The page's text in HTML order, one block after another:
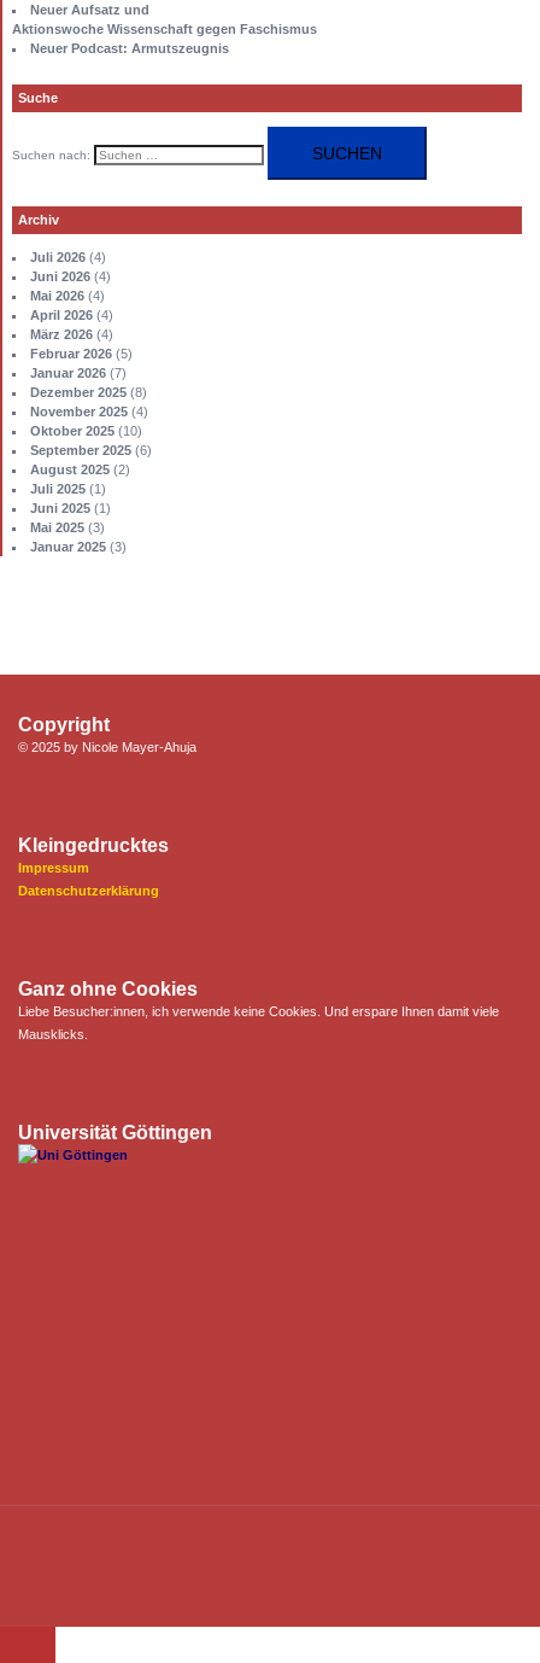
Neuer Aufsatz und
Aktionswoche Wissenschaft gegen Faschismus
Neuer Podcast: Armutszeugnis
Suche
Suchen nach:
Archiv
Juli 2026(4)
Juni 2026(4)
Mai 2026(4)
April 2026(4)
März 2026(4)
Februar 2026(5)
Januar 2026(7)
Dezember 2025(8)
November 2025(4)
Oktober 2025(10)
September 2025(6)
August 2025(2)
Juli 2025(1)
Juni 2025(1)
Mai 2025(3)
Januar 2025(3)
Copyright
© 2025 by Nicole Mayer-Ahuja
Kleingedrucktes
Impressum
Datenschutzerklärung
Ganz ohne Cookies
Liebe Besucher:innen, ich verwende keine Cookies. Und erspare Ihnen damit viele
Mausklicks.
Universität Göttingen